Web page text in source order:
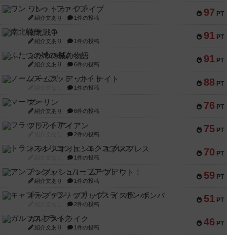
97 PT
ワン・トゥ・ファイブ
紹介文あり 1件の投稿
91 PT
南北戦争
紹介文あり 1件の投稿
91 PT
ふたつの城の物語
紹介文あり 6件の投稿
88 PT
ノームズ・アット・ナイト
1件の投稿
76 PT
マーリン
紹介文あり 6件の投稿
75 PT
フラットアイアン
2件の投稿
70 PT
トランスオリエント・エクスプレス
1件の投稿
59 PT
アンブッシュ！：ムーブアウト！
紹介文あり 1件の投稿
51 PT
キャプテン・フリップ：イスラ・ボンバ
2件の投稿
46 PT
ガルフストライク
紹介文あり 1件の投稿